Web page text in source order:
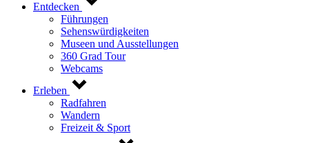
Entdecken
Führungen
Sehenswürdigkeiten
Museen und Ausstellungen
360 Grad Tour
Webcams
Erleben
Radfahren
Wandern
Freizeit & Sport